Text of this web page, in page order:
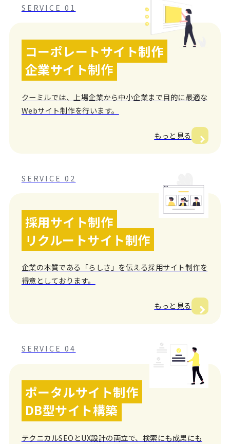
SERVICE 01
コーポレートサイト制作
企業サイト制作
クーミルでは、上場企業から中小企業まで目的に最適な
Webサイト制作を行います。
もっと見る
SERVICE 02
採用サイト制作
リクルートサイト制作
企業の本質である「らしさ」を伝える採用サイト制作を
得意としております。
もっと見る
SERVICE 04
ポータルサイト制作
DB型サイト構築
テクニカルSEOとUX設計の両立で、検索にも成果にも